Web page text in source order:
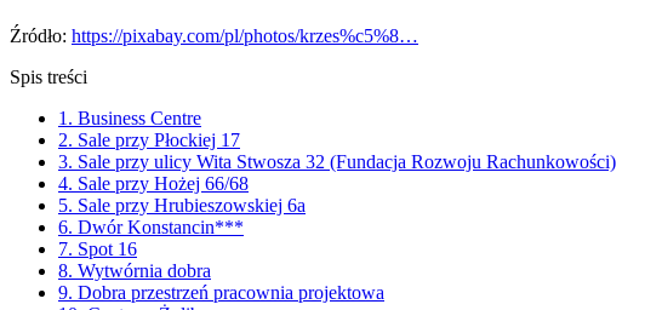
Źródło: https://pixabay.com/pl/photos/krzes%c5%8…
Spis treści
1. Business Centre
2. Sale przy Płockiej 17
3. Sale przy ulicy Wita Stwosza 32 (Fundacja Rozwoju Rachunkowości)
4. Sale przy Hożej 66/68
5. Sale przy Hrubieszowskiej 6a
6. Dwór Konstancin***
7. Spot 16
8. Wytwórnia dobra
9. Dobra przestrzeń pracownia projektowa